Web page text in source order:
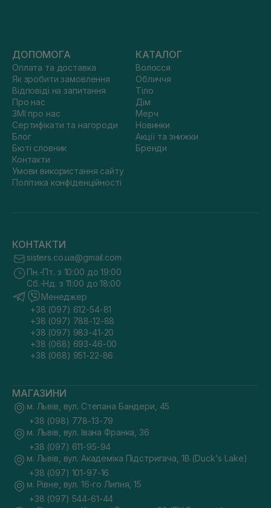
ДОПОМОГА
Оплата та доставка
Як зробити замовлення
Відповіді на запитання
Про нас
ЗМІ про нас
Сертифікати та нагороди
Блог
Бюті словник
Контакти
Умови використання сайту
Політика конфіденційності
КАТАЛОГ
Волосся
Обличчя
Тіло
Дім
Мерч
Новинки
Акції та знижки
Бренди
КОНТАКТИ
sisters.co.ua@gmail.com
Пн.-Пт. з 10:00 до 19:00
Сб.-Нд. з 11:00 до 18:00
Менеджер
+38 (097) 612-54-81
+38 (097) 788-12-88
+38 (097) 983-41-20
+38 (068) 693-46-00
+38 (068) 951-22-86
МАГАЗИНИ
м. Львів, вул. Степана Бандери, 45
+38 (098) 778-13-79
м. Львів, вул. Івана Франка, 36
+38 (097) 611-95-94
м. Львів, вул. Академіка Підстригача, 1В (Duck's Lake)
+38 (097) 101-97-16
м. Рівне, вул. 16-го Липня, 15
+38 (097) 544-61-44